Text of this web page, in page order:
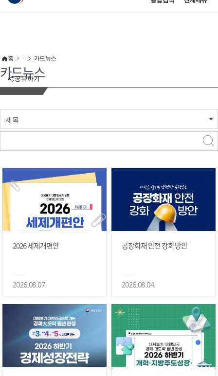
이 누리집은 대한민국 공식 전자정부 누리집입니다.
공유하기
홈 카드뉴스
카드뉴스
제목
2026 세제개편안
2026.08.07.
공장화재 안전 강화 방안
2026.08.04.